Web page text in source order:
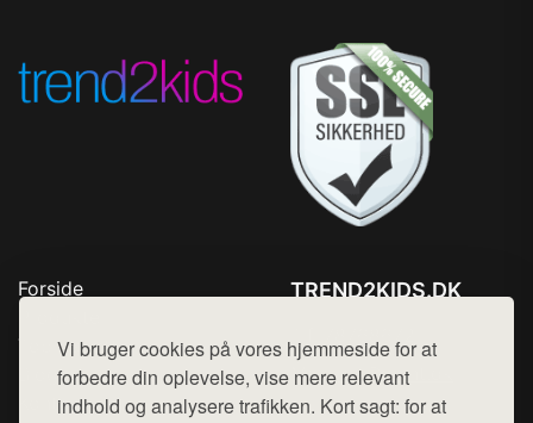
Vi bruger cookies på vores hjemmeside for at
forbedre din oplevelse, vise mere relevant
indhold og analysere trafikken. Kort sagt: for at
Forside
Top Rabatter
Blog
Kontakt
TREND2KIDS.DK
Mail: hej@want.dk